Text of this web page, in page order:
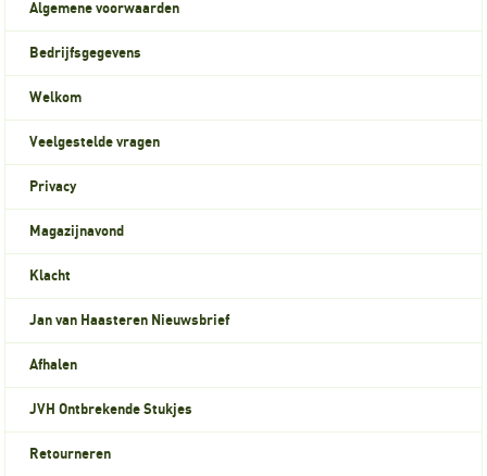
Algemene voorwaarden
Bedrijfsgegevens
Welkom
Veelgestelde vragen
Privacy
Magazijnavond
Klacht
Jan van Haasteren Nieuwsbrief
Afhalen
JVH Ontbrekende Stukjes
Retourneren